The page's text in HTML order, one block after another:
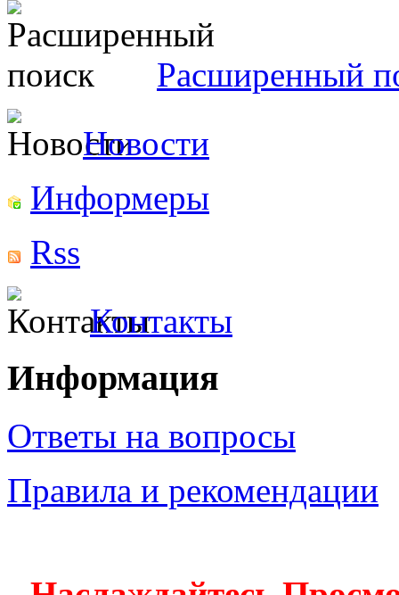
Расширенный
Новости
Информеры
Rss
Контакты
Информация
Ответы на вопросы
Правила и рекомендации